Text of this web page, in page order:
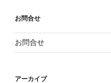
お問合せ
お問合せ
アーカイブ